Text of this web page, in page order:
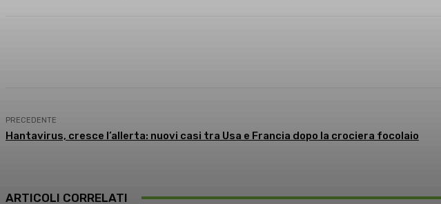
PRECEDENTE
Hantavirus, cresce l’allerta: nuovi casi tra Usa e Francia dopo la crociera focolaio
ARTICOLI CORRELATI